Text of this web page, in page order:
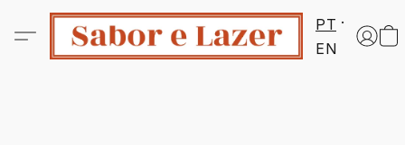
PT
EN